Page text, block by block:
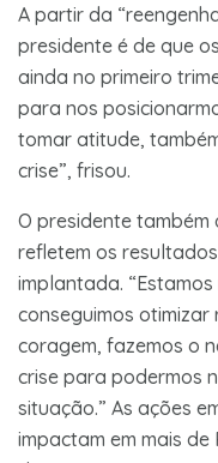
A partir da
presidente é de que
ainda no primeiro
para nos
tomar atitude,
crise”, frisou.
O presidente
refletem os
implantada.
conseguimos otimizar
coragem, fazemos o
crise para podermos
situação.” As ações
impactam em mais